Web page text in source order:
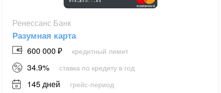
Ренессанс Банк
Разумная карта
600 000 ₽ кредитный лимит
34.9% ставка по кредиту в год
145 дней грейс-период